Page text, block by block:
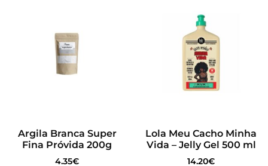
Argila Branca Super
Fina Próvida 200g
4.35€
Lola Meu Cacho Minha
Vida – Jelly Gel 500 ml
14.20€